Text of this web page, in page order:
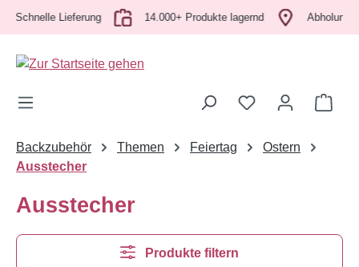
Zum Hauptinhalt springen
Lieferung 14.000+ Produkte lagernd Abholung vor
Backzubehör Themen Feiertag
Ostern
Ausstecher
Ausstecher
Produkte filtern